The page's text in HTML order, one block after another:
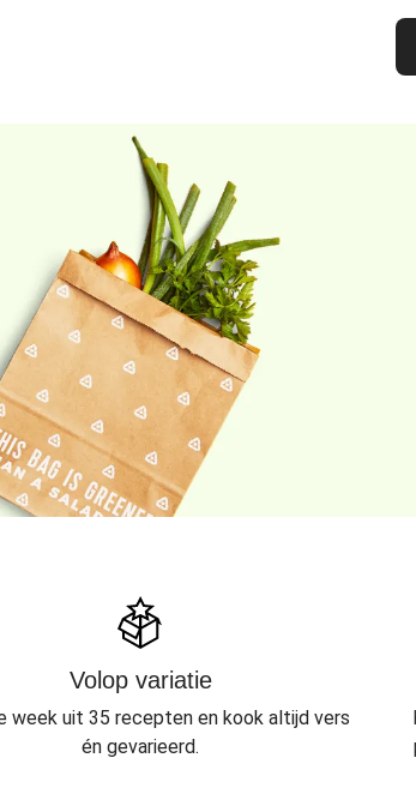
Volop variatie
week uit 35 recepten en kook altijd vers
én gevarieerd.